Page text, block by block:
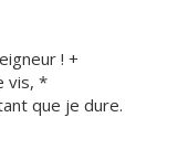
! +
vis, *
que je dure.